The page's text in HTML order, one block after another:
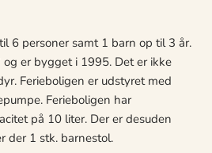
6 personer samt 1 barn op til 3 år.
og er bygget i 1995. Det er ikke
Ferieboligen er udstyret med
Ferieboligen har
på 10 liter. Der er desuden
der 1 stk. barnestol.